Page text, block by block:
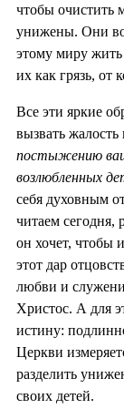
чтобы очистить
унижены. Они
этому миру
их как грязь, от
Все эти яркие
вызвать
постыжению
возлюбленных
себя духовным
читаем сегодня,
он хочет, чтобы
этот дар
любви и
Христос. А для
истину:
Церкви
разделить
своих детей.